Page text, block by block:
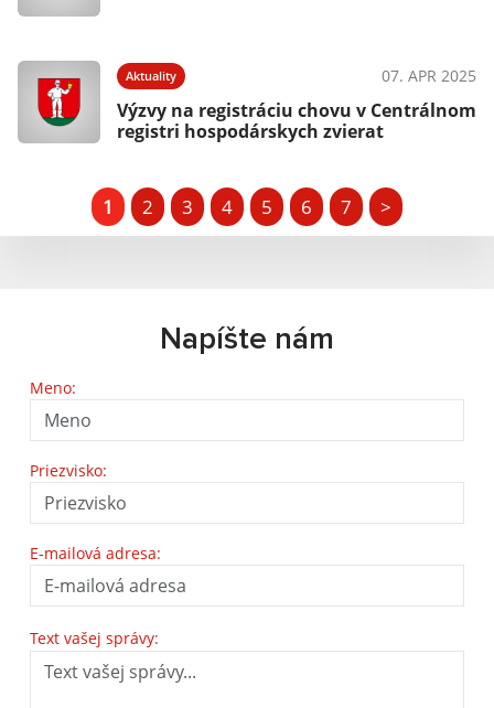
Aktuality 07. APR 2025
Výzvy na registráciu chovu v Centrálnom
registri hospodárskych zvierat
1 2 3 4 5 6 7 >
Napíšte nám
Meno:
Priezvisko:
E-mailová adresa:
Text vašej správy: